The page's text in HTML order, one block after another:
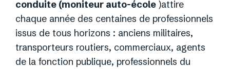
conduite (moniteur auto-école )attire
chaque année des centaines de professionnels
issus de tous horizons : anciens militaires,
transporteurs routiers, commerciaux, agents
de la fonction publique, professionnels du